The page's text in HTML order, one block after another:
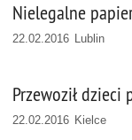
Nielegalne
22.02.2016 Lublin
Przewoził dzieci
22.02.2016 Kielce